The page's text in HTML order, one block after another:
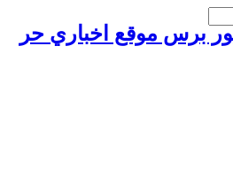
برس موقع اخباري حر